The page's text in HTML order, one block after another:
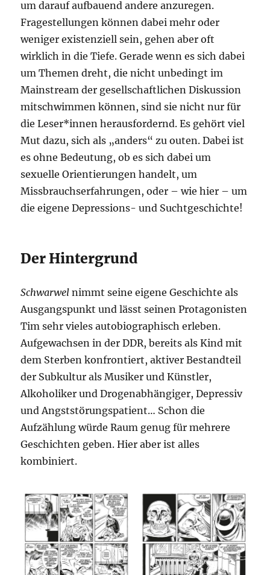
um darauf aufbauend andere anzuregen.
Fragestellungen können dabei mehr oder
weniger existenziell sein, gehen aber oft
wirklich in die Tiefe. Gerade wenn es sich dabei
um Themen dreht, die nicht unbedingt im
Mainstream der gesellschaftlichen Diskussion
mitschwimmen können, sind sie nicht nur für
die Leser*innen herausfordernd. Es gehört viel
Mut dazu, sich als „anders“ zu outen. Dabei ist
es ohne Bedeutung, ob es sich dabei um
sexuelle Orientierungen handelt, um
Missbrauchserfahrungen, oder – wie hier – um
die eigene Depressions- und Suchtgeschichte!
Der Hintergrund
Schwarwelnimmt seine eigene Geschichte als
Ausgangspunkt und lässt seinen Protagonisten
Tim sehr vieles autobiographisch erleben.
Aufgewachsen in der DDR, bereits als Kind mit
dem Sterben konfrontiert, aktiver Bestandteil
der Subkultur als Musiker und Künstler,
Alkoholiker und Drogenabhängiger, Depressiv
und Angststörungspatient… Schon die
Aufzählung würde Raum genug für mehrere
Geschichten geben. Hier aber ist alles
kombiniert.